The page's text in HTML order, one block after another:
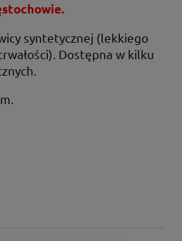
syntetycznej (lekkiego
Dostępna w kilku